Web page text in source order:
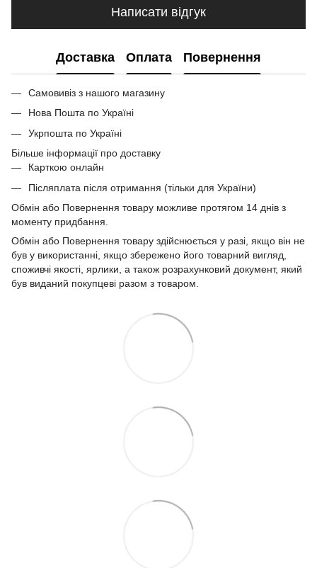
Написати відгук
Доставка Оплата Повернення
Самовивіз з нашого магазину
Нова Пошта по Україні
Укрпошта по Україні
Більше інформації про доставку
Карткою онлайн
Післяплата після отримання (тільки для України)
Обмін або Повернення товару можливе протягом 14 днів з
моменту придбання.
Обмін або Повернення товару здійснюється у разі, якщо він не
був у використанні, якщо збережено його товарний вигляд,
споживчі якості, ярлики, а також розрахунковий документ, який
був виданий покупцеві разом з товаром.